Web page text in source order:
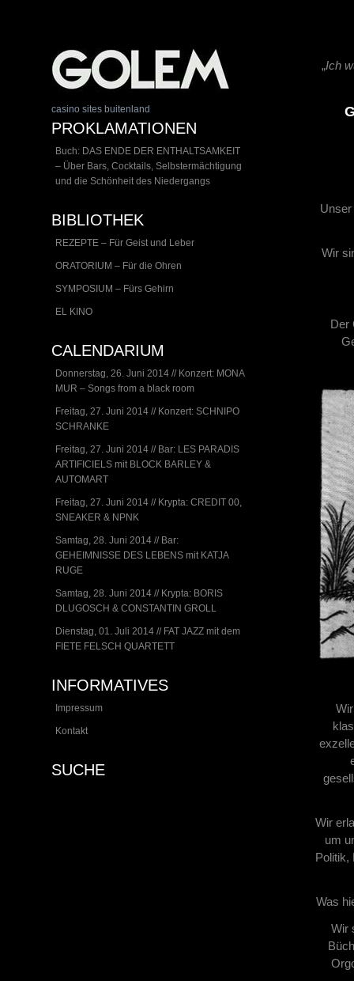
casino sites buitenland
PROKLAMATIONEN
Buch: DAS ENDE DER ENTHALTSAMKEIT
– Über Bars, Cocktails, Selbstermächtigung
und die Schönheit des Niedergangs
BIBLIOTHEK
REZEPTE – Für Geist und Leber
ORATORIUM – Für die Ohren
SYMPOSIUM – Fürs Gehirn
EL KINO
CALENDARIUM
Donnerstag, 26. Juni 2014 // Konzert: MONA
MUR – Songs from a black room
Freitag, 27. Juni 2014 // Konzert: SCHNIPO
SCHRANKE
Freitag, 27. Juni 2014 // Bar: LES PARADIS
ARTIFICIELS mit BLOCK BARLEY &
AUTOMART
Freitag, 27. Juni 2014 // Krypta: CREDIT 00,
SNEAKER & NPNK
Samtag, 28. Juni 2014 // Bar:
GEHEIMNISSE DES LEBENS mit KATJA
RUGE
Samtag, 28. Juni 2014 // Krypta: BORIS
DLUGOSCH & CONSTANTIN GROLL
Dienstag, 01. Juli 2014 // FAT JAZZ mit dem
FIETE FELSCH QUARTETT
INFORMATIVES
Impressum
Kontakt
SUCHE
„Ich
Wir
Der
Wir
um
Politik,
Was
Wir